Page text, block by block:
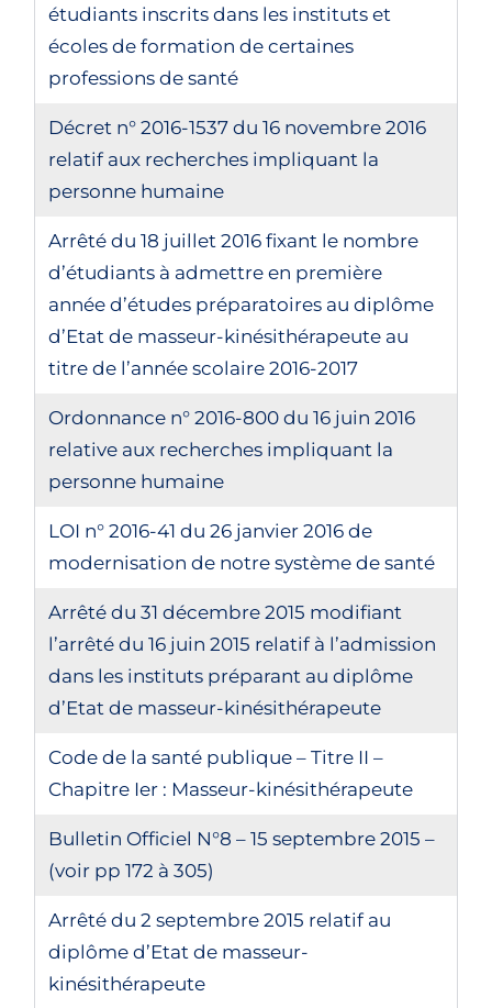
étudiants inscrits dans les instituts et
écoles de formation de certaines
professions de santé
Décret n° 2016-1537 du 16 novembre 2016
relatif aux recherches impliquant la
personne humaine
Arrêté du 18 juillet 2016 fixant le nombre
d’étudiants à admettre en première
année d’études préparatoires au diplôme
d’Etat de masseur-kinésithérapeute au
titre de l’année scolaire 2016-2017
Ordonnance n° 2016-800 du 16 juin 2016
relative aux recherches impliquant la
personne humaine
LOI n° 2016-41 du 26 janvier 2016 de
modernisation de notre système de santé
Arrêté du 31 décembre 2015 modifiant
l’arrêté du 16 juin 2015 relatif à l’admission
dans les instituts préparant au diplôme
d’Etat de masseur-kinésithérapeute
Code de la santé publique – Titre II –
Chapitre Ier : Masseur-kinésithérapeute
Bulletin Officiel N°8 – 15 septembre 2015 –
(voir pp 172 à 305)
Arrêté du 2 septembre 2015 relatif au
diplôme d’Etat de masseur-
kinésithérapeute